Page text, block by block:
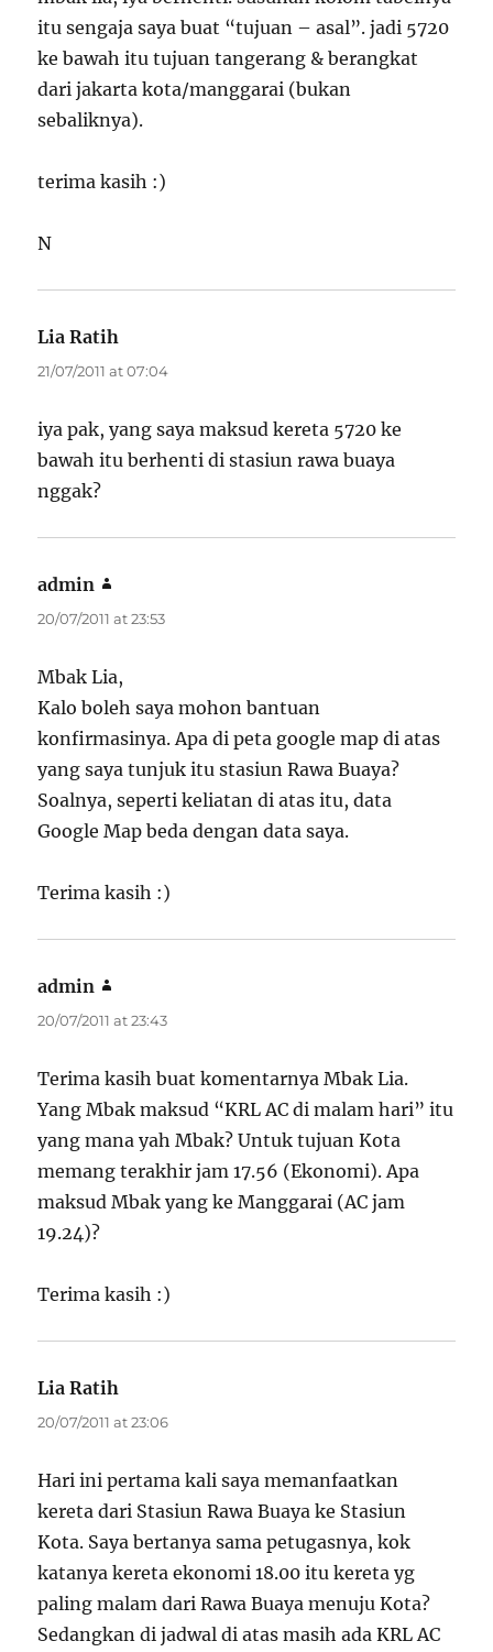
itu sengaja saya buat “tujuan – asal”. jadi 5720
ke bawah itu tujuan tangerang & berangkat
dari jakarta kota/manggarai (bukan
sebaliknya).
terima kasih :)
N
Lia Ratih
21/07/2011 at 07:04
iya pak, yang saya maksud kereta 5720 ke
bawah itu berhenti di stasiun rawa buaya
nggak?
admin
20/07/2011 at 23:53
Mbak Lia,
Kalo boleh saya mohon bantuan
konfirmasinya. Apa di peta google map di atas
yang saya tunjuk itu stasiun Rawa Buaya?
Soalnya, seperti keliatan di atas itu, data
Google Map beda dengan data saya.
Terima kasih :)
admin
20/07/2011 at 23:43
Terima kasih buat komentarnya Mbak Lia.
Yang Mbak maksud “KRL AC di malam hari” itu
yang mana yah Mbak? Untuk tujuan Kota
memang terakhir jam 17.56 (Ekonomi). Apa
maksud Mbak yang ke Manggarai (AC jam
19.24)?
Terima kasih :)
Lia Ratih
20/07/2011 at 23:06
Hari ini pertama kali saya memanfaatkan
kereta dari Stasiun Rawa Buaya ke Stasiun
Kota. Saya bertanya sama petugasnya, kok
katanya kereta ekonomi 18.00 itu kereta yg
paling malam dari Rawa Buaya menuju Kota?
Sedangkan di jadwal di atas masih ada KRL AC